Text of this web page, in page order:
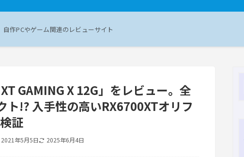
自作PCやゲーム関連のレビューサイト
GAMING X 12G」をレビュー。全
!? 入手性の高いRX6700XTオリフ
証
2021年5月5日 2025年6月4日